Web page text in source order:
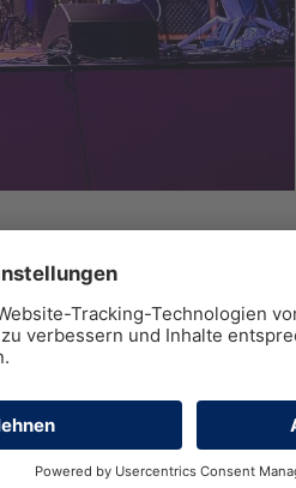
der Luft, sondern auch in
alle Genre des Rock
„BEKA“, „Ed
mit „Love is in the air“